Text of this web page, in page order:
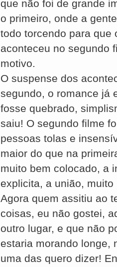
que não foi de grande
o primeiro, onde a
todo torcendo para que
aconteceu no segundo
motivo.
O suspense dos
segundo, o romance já
fosse quebrado,
saiu! O segundo filme
pessoas tolas e
maior do que na
muito bem colocado, a
explicita, a união,
Agora quem assitiu ao
coisas, eu não gostei,
outro lugar, e que não
estaria morando longe,
uma das quero dizer!